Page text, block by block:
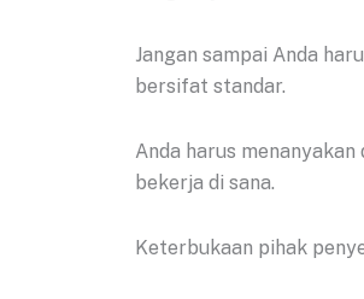
Jangan sampai Anda
bersifat standar.
Anda harus
bekerja di sana.
Keterbukaan pihak